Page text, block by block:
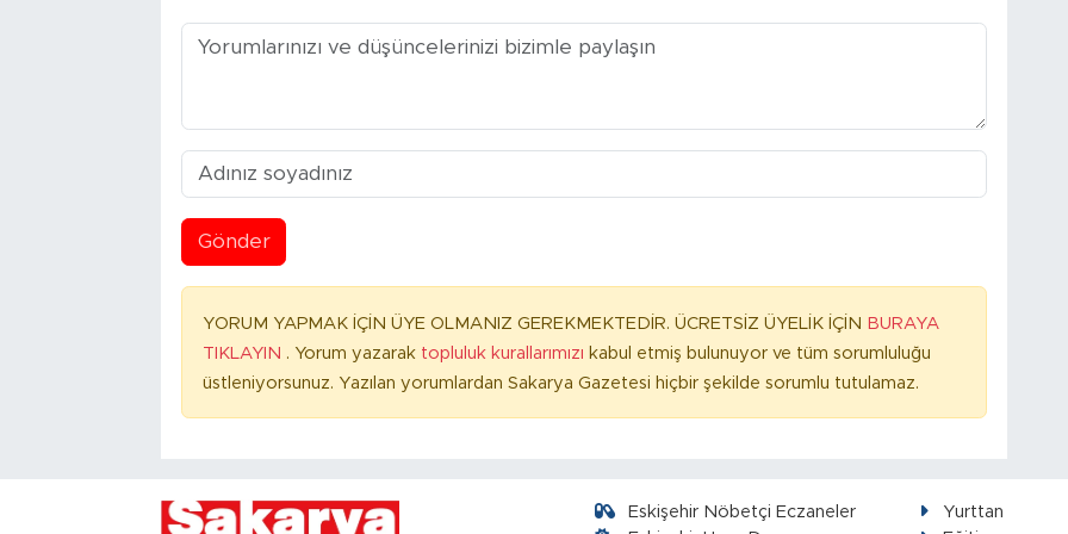
Gönder
YORUM YAPMAK İÇİN ÜYE OLMANIZ GEREKMEKTEDİR. ÜCRETSİZ ÜYELİK İÇİN BURAYA
TIKLAYIN . Yorum yazarak topluluk kurallarımızı kabul etmiş bulunuyor ve tüm sorumluluğu
üstleniyorsunuz. Yazılan yorumlardan Sakarya Gazetesi hiçbir şekilde sorumlu tutulamaz.
Eskişehir Nöbetçi Eczaneler
Yurttan